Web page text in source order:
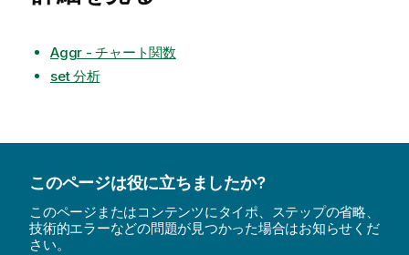
Aggr - チャート関数
set 分析
このページは役に立ちましたか?
このページまたはコンテンツにタイポ、ステップの省略、
技術的エラーなどの問題が見つかった場合はお知らせくだ
さい。